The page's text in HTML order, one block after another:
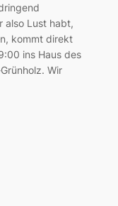
also Lust habt,
kommt direkt
ins Haus des
Wir